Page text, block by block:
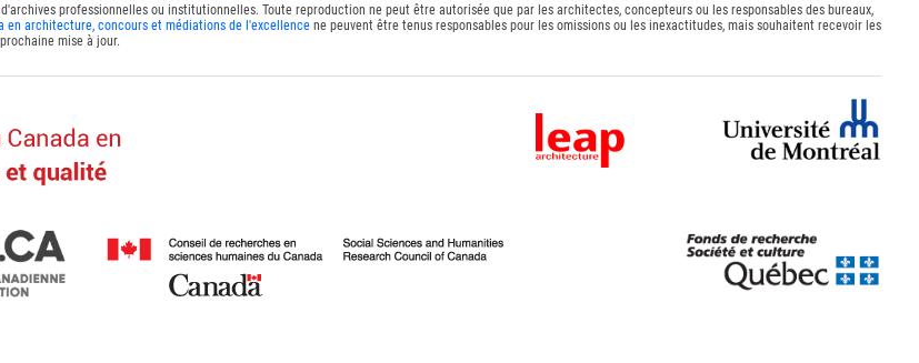
professionnelles ou institutionnelles. Toute reproduction ne peut être autorisée que par les architectes, concepteurs ou les responsables des bureaux,
en architecture, concours et médiations de l'excellencene peuvent être tenus responsables pour les omissions ou les inexactitudes, mais souhaitent recevoir les
mise à jour.